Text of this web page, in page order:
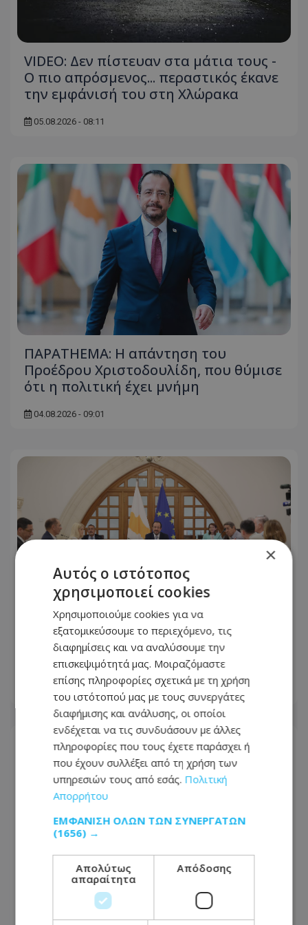
VIDEO: Δεν πίστευαν στα μάτια τους -
Ο πιο απρόσμενος... περαστικός έκανε
την εμφάνισή του στη Χλώρακα
05.08.2026 - 08:11
ΠΑΡΑTHEMA: Η απάντηση του
Προέδρου Χριστοδουλίδη, που θύμισε
ότι η πολιτική έχει μνήμη
04.08.2026 - 09:01
Εθνικό Συμβούλιο ή... δοκιμαστικός
πάγκος;
03.08.2026 - 14:00
×
Αυτός ο ιστότοπος
χρησιμοποιεί cookies
Χρησιμοποιούμε cookies για να
εξατομικεύσουμε το περιεχόμενο, τις
διαφημίσεις και να αναλύσουμε την
επισκεψιμότητά μας. Μοιραζόμαστε
επίσης πληροφορίες σχετικά με τη χρήση
του ιστότοπού μας με τους συνεργάτες
διαφήμισης και ανάλυσης, οι οποίοι
ενδέχεται να τις συνδυάσουν με άλλες
πληροφορίες που τους έχετε παράσχει ή
που έχουν συλλέξει από τη χρήση των
υπηρεσιών τους από εσάς. Πολιτική
Απορρήτου
ΕΜΦΆΝΙΣΗ ΌΛΩΝ ΤΩΝ ΣΥΝΕΡΓΑΤΏΝ
(1656) →
Απολύτως
απαραίτητα
Απόδοσης